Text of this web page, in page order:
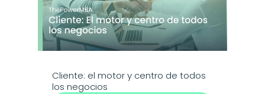
Cliente: el motor y centro de todos
los negocios